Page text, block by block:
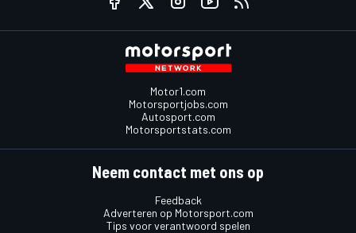
Motor1.com
Motorsportjobs.com
Autosport.com
Motorsportstats.com
Neem contact met ons op
Feedback
Adverteren op Motorsport.com
Tips voor verantwoord spelen